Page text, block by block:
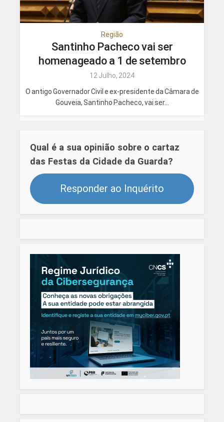
Região
Santinho Pacheco vai ser
homenageado a 1 de setembro
12 Julho, 2024
O antigo Governador Civil e ex-presidente da Câmara de
Gouveia, Santinho Pacheco, vai ser...
Qual é a sua opinião sobre o cartaz
das Festas da Cidade da Guarda?
Responder ao Inquérito